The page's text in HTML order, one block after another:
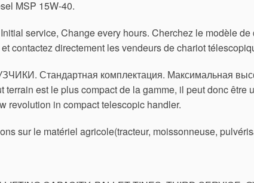
MSP 15W-40.
service, Change every hours. Cherchez le modèle de
contactez directement les vendeurs de chariot
Стандартная комплектация. Максимальная
est le plus compact de la gamme, il peut donc être
revolution in compact telescopic handler.
sur le matériel agricole(tracteur, moissonneuse,